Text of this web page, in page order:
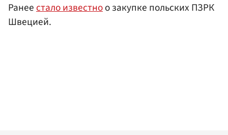
Ранеестало известноо закупке польских ПЗРК
Швецией.